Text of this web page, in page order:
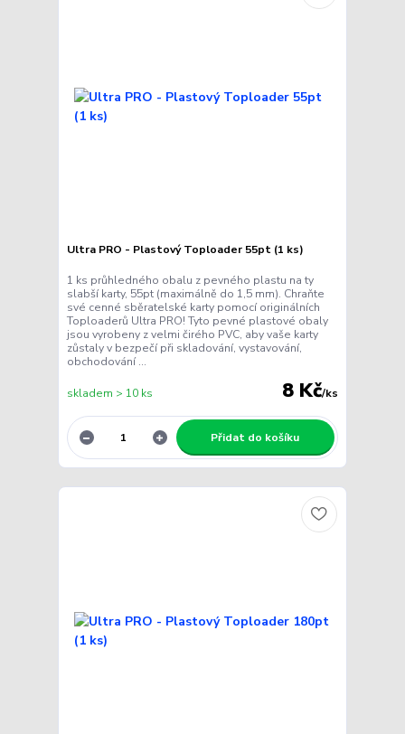
Ultra PRO - Plastový Toploader 55pt (1 ks)
1 ks průhledného obalu z pevného plastu na ty
slabší karty, 55pt (maximálně do 1,5 mm). Chraňte
své cenné sběratelské karty pomocí originálních
Toploaderů Ultra PRO! Tyto pevné plastové obaly
jsou vyrobeny z velmi čirého PVC, aby vaše karty
zůstaly v bezpečí při skladování, vystavování,
obchodování ...
8 Kč/ks
skladem > 10 ks
Přidat do košíku